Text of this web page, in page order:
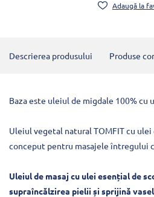
Adaugă la
Descrierea produsului Produse
Baza este uleiul de migdale 100% cu
Uleiul vegetal natural TOMFIT cu
conceput pentru masajele întregului
Uleiul de masaj cu ulei esențial de
supraîncălzirea pielii și sprijină